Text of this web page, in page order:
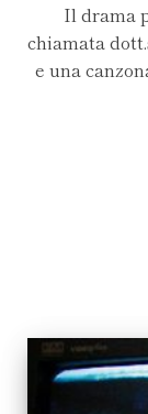
Il drama
chiamata
e una